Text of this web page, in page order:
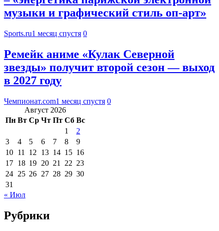
музыки и графический стиль оп-арт»
Sports.ru1 месяц спустя 0
Ремейк аниме «Кулак Северной
звезды» получит второй сезон — выход
в 2027 году
Чемпионат.com1 месяц спустя 0
Август 2026
Пн Вт Ср Чт Пт Сб Вс
1
2
3
4 5 6 7 8
9
10 11 12 13 14 15 16
17 18 19 20 21 22 23
24 25 26 27 28 29 30
31
« Июл
Рубрики